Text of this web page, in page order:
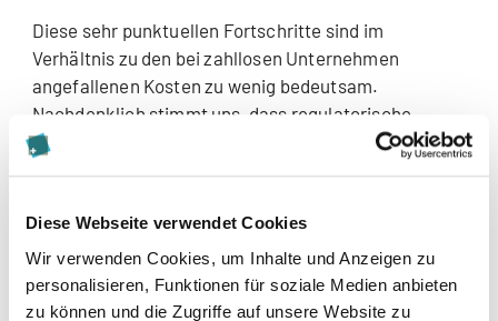
Diese Webseite verwendet Cookies
Wir verwenden Cookies, um Inhalte und Anzeigen zu
personalisieren, Funktionen für soziale Medien anbieten
zu können und die Zugriffe auf unsere Website zu
Diese sehr punktuellen Fortschritte sind im
Verhältnis zu den bei zahllosen Unternehmen
angefallenen Kosten zu wenig bedeutsam.
Nachdenklich stimmt uns, dass regulatorische
Eingriffe weiter zunehmen und diese sich nur
Abwägung der Kosten-Nutzen-Bilanz. Es ist
entsprechend zu hoffen, dass die laufende
Aktienrechtsreform zielführendere Ergebnisse
hervorbringt.